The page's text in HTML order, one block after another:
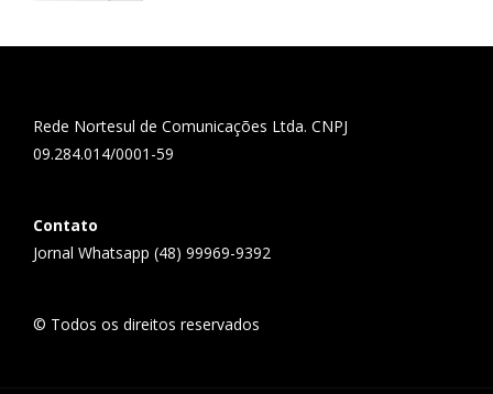
Rede Nortesul de Comunicações Ltda. CNPJ
09.284.014/0001-59
Contato
Jornal Whatsapp (48) 99969-9392
© Todos os direitos reservados